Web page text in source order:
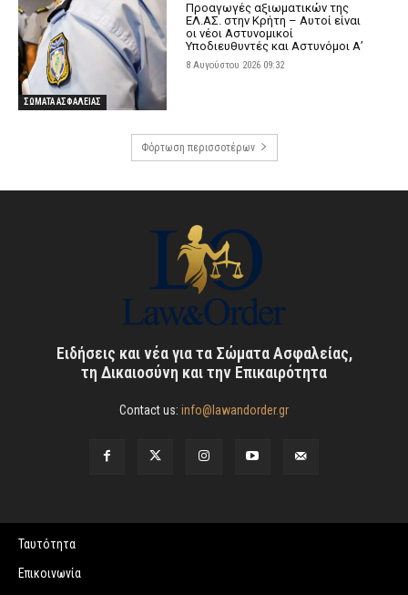
ΣΩΜΑΤΑ ΑΣΦΑΛΕΙΑΣ
Προαγωγές αξιωματικών της
ΕΛ.ΑΣ. στην Κρήτη – Αυτοί είναι
οι νέοι Αστυνομικοί
Υποδιευθυντές και Αστυνόμοι Α’
8 Αυγούστου 2026 09:32
Φόρτωση περισσοτέρων
Ειδήσεις και νέα για τα Σώματα Ασφαλείας,
τη Δικαιοσύνη και την Επικαιρότητα
Contact us: info@lawandorder.gr
Ταυτότητα
Επικοινωνία